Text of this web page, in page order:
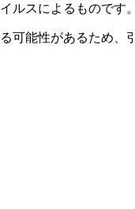
ルスによるものです。
可能性があるため、